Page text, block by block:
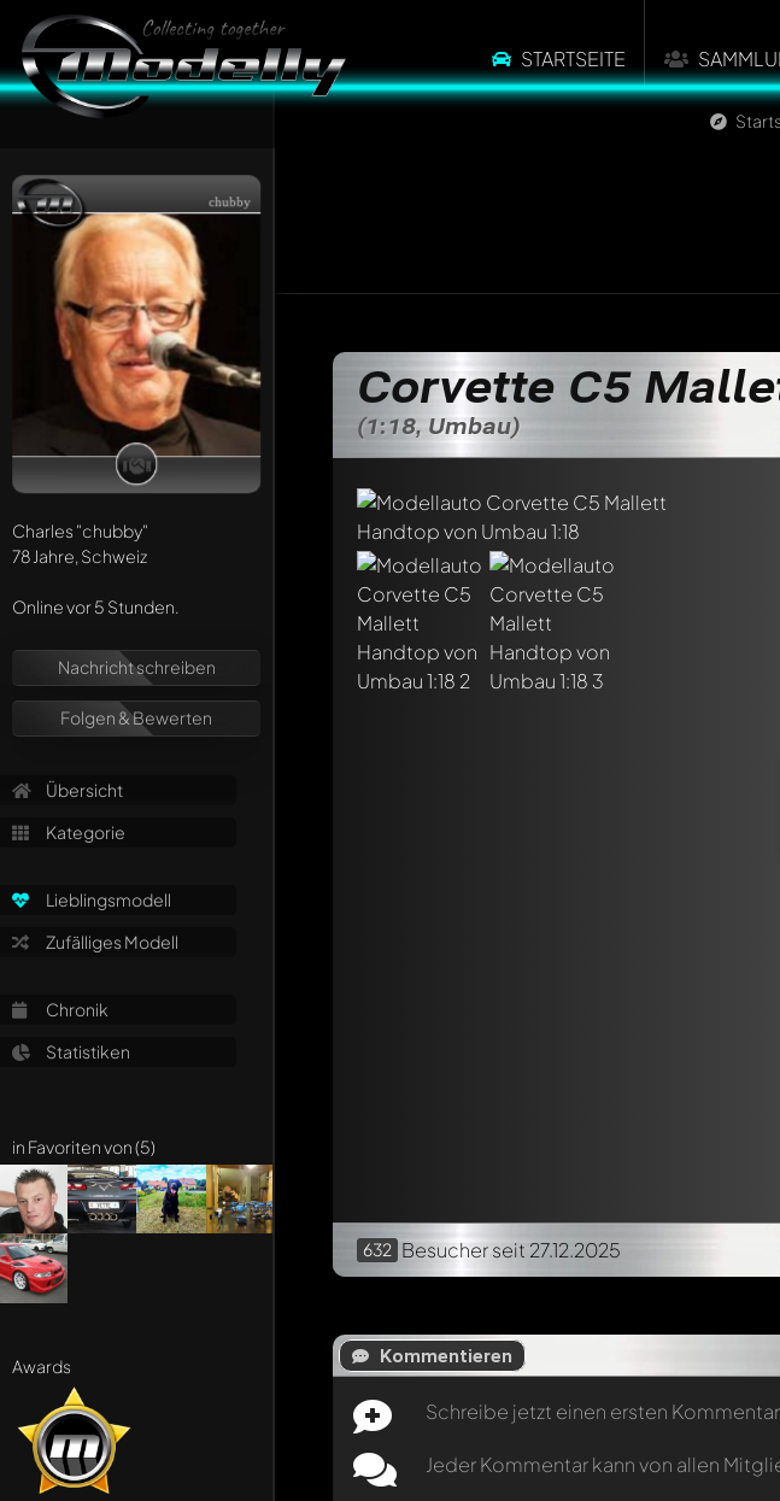
STARTSEITE
chubby
Charles "chubby"
78 Jahre, Schweiz
Online vor 5 Stunden.
Nachricht schreiben
Folgen & Bewerten
Übersicht
Kategorie
Lieblingsmodell
Zufälliges Modell
Chronik
Statistiken
in Favoriten von (5)
Awards
Corvette C5
(1:18, Umbau)
632 Besucherseit 27.12.2025
Kommentieren
Schreibe jetzt einen ersten
Jeder Kommentar kann von allen
Schreibe jetzt einen ersten Kommentar zu